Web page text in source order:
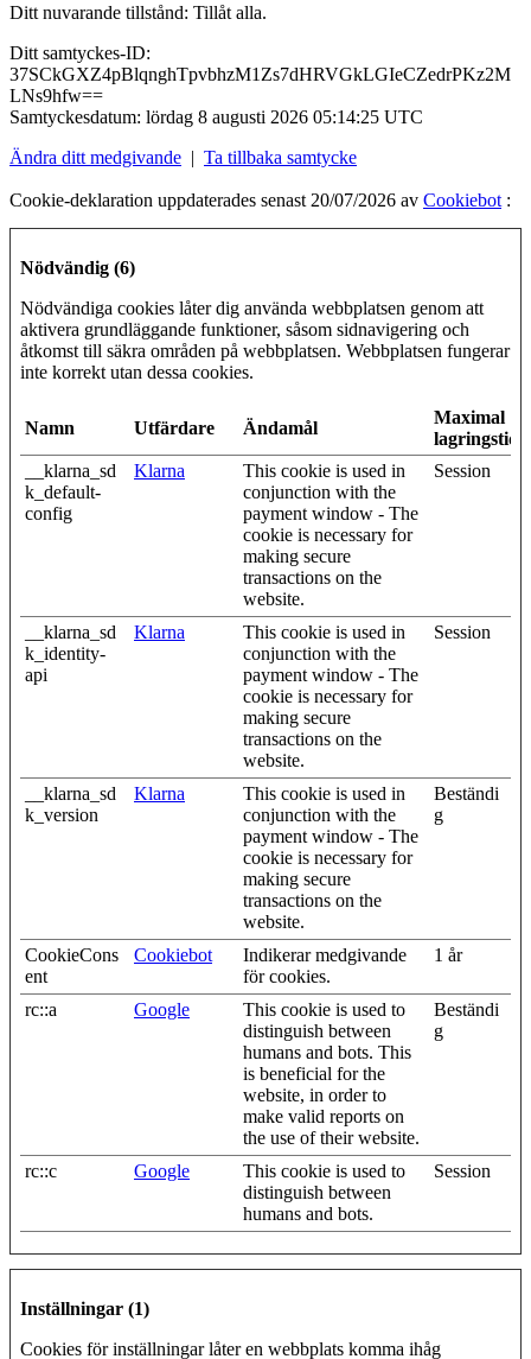
Ditt nuvarande tillstånd: Tillåt alla.
Ditt samtyckes-ID:
37SCkGXZ4pBlqnghTpvbhzM1Zs7dHRVGkLGIeCZedrPKz2M
LNs9hfw==
Samtyckesdatum: lördag 8 augusti 2026 05:14:25 UTC
Ändra ditt medgivande | Ta tillbaka samtycke
Cookie-deklaration uppdaterades senast 20/07/2026 av Cookiebot :
Nödvändig (6)
Nödvändiga cookies låter dig använda webbplatsen genom att
aktivera grundläggande funktioner, såsom sidnavigering och
åtkomst till säkra områden på webbplatsen. Webbplatsen fungerar
inte korrekt utan dessa cookies.
Namn Utfärdare Ändamål
Maximal
lagringstid
__klarna_sd
k_default-
config
Klarna
This cookie is used in
conjunction with the
payment window - The
cookie is necessary for
making secure
transactions on the
website.
Session
__klarna_sd
k_identity-
api
Klarna
This cookie is used in
conjunction with the
payment window - The
cookie is necessary for
making secure
transactions on the
website.
Session
__klarna_sd
k_version
Klarna
This cookie is used in
conjunction with the
payment window - The
cookie is necessary for
making secure
transactions on the
website.
Beständi
g
CookieCons
ent
Cookiebot
Indikerar medgivande
för cookies.
1 år
rc::a Google
This cookie is used to
distinguish between
humans and bots. This
is beneficial for the
website, in order to
make valid reports on
the use of their website.
Beständi
g
rc::c Google
This cookie is used to
distinguish between
humans and bots.
Session
Inställningar (1)
Cookies för inställningar låter en webbplats komma ihåg